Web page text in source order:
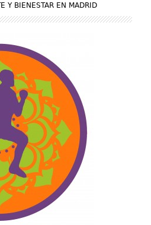
Y BIENESTAR EN MADRID